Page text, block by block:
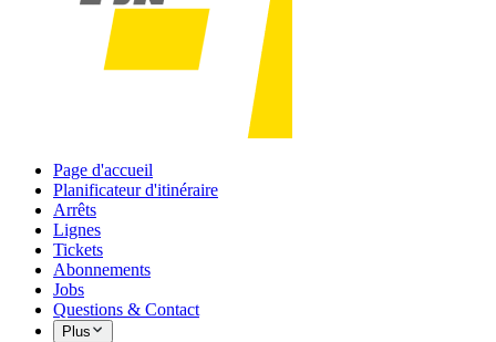
Page d'accueil
Planificateur d'itinéraire
Arrêts
Lignes
Tickets
Abonnements
Jobs
Questions & Contact
Plus